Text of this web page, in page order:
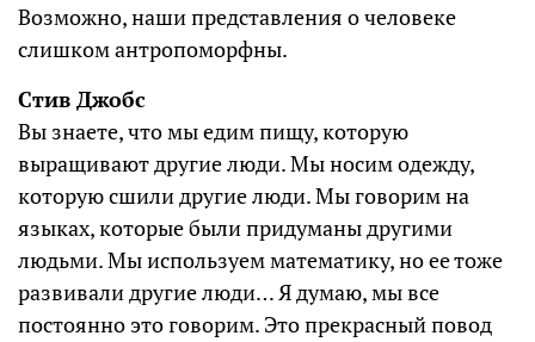
Возможно, наши представления о человеке
слишком антропоморфны.
Стив Джобс
Вы знаете, что мы едим пищу, которую
выращивают другие люди. Мы носим одежду,
которую сшили другие люди. Мы говорим на
языках, которые были придуманы другими
людьми. Мы используем математику, но ее тоже
развивали другие люди… Я думаю, мы все
постоянно это говорим. Это прекрасный повод